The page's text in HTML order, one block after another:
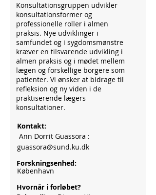
Konsultationsgruppen udvikler
konsultationsformer og
professionelle roller i almen
praksis. Nye udviklinger i
samfundet og i sygdomsmønstre
kræver en tilsvarende udvikling i
almen praksis og i mødet mellem
lægen og forskellige borgere som
patienter. Vi ønsker at bidrage til
refleksion og ny viden i de
praktiserende lægers
konsultationer.
Kontakt:
Ann Dorrit Guassora :
guassora@sund.ku.dk
Forskningsenhed:
København
Hvornår i forløbet?